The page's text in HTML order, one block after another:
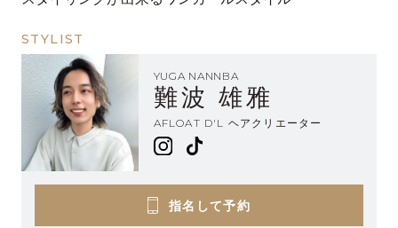
STYLIST
YUGA NANNBA
難波 雄雅
AFLOAT D'L ヘアクリエーター
指名して予約